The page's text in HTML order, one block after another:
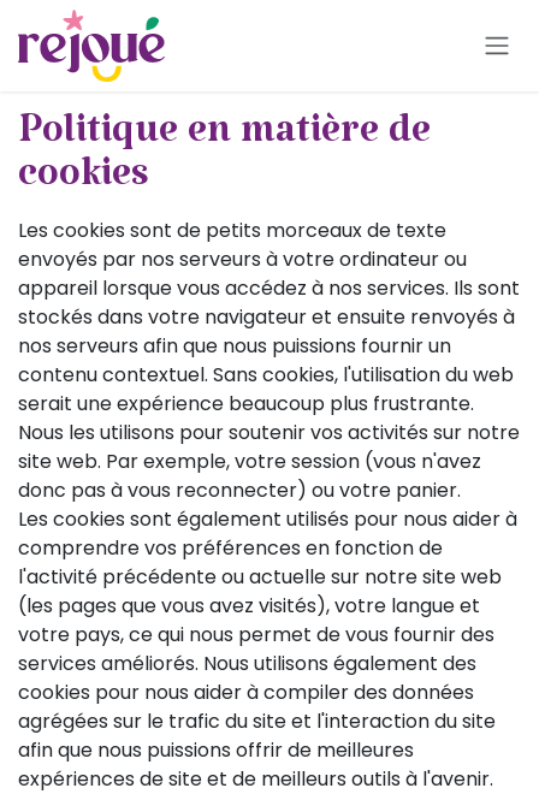
Se rendre au contenu
Politique en matière de
cookies
Les cookies sont de petits morceaux de texte
envoyés par nos serveurs à votre ordinateur ou
appareil lorsque vous accédez à nos services. Ils sont
stockés dans votre navigateur et ensuite renvoyés à
nos serveurs afin que nous puissions fournir un
contenu contextuel. Sans cookies, l'utilisation du web
serait une expérience beaucoup plus frustrante.
Nous les utilisons pour soutenir vos activités sur notre
site web. Par exemple, votre session (vous n'avez
donc pas à vous reconnecter) ou votre panier.
Les cookies sont également utilisés pour nous aider à
comprendre vos préférences en fonction de
l'activité précédente ou actuelle sur notre site web
(les pages que vous avez visités), votre langue et
votre pays, ce qui nous permet de vous fournir des
services améliorés. Nous utilisons également des
cookies pour nous aider à compiler des données
agrégées sur le trafic du site et l'interaction du site
afin que nous puissions offrir de meilleures
expériences de site et de meilleurs outils à l'avenir.